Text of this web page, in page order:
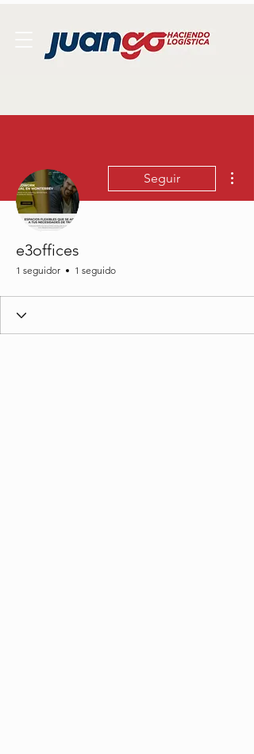
Seguir
e3offices
1 seguidor 1 seguido